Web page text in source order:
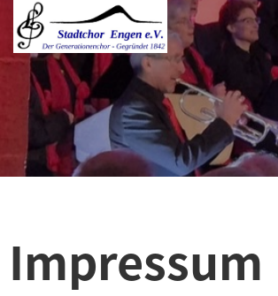
Impressum